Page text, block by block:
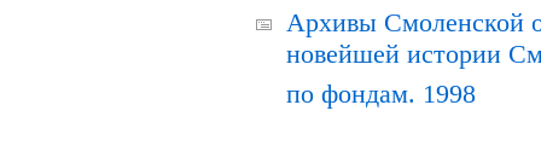
Архивы Смоленской
новейшей истории
по фондам. 1998